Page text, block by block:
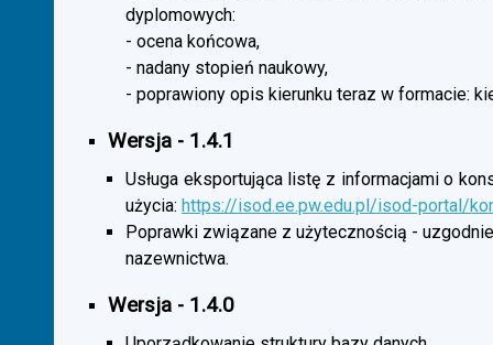
dyplomowych:
- ocena końcowa,
- nadany stopień naukowy,
- poprawiony opis kierunku teraz w formacie:
Wersja - 1.4.1
Usługa eksportująca listę z informacjami o
użycia: https://isod.ee.pw.edu.pl/isod-portal/
Poprawki związane z użytecznością -
nazewnictwa.
Wersja - 1.4.0